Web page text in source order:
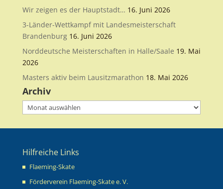
Wir zeigen es der Hauptstadt… 16. Juni 2026
3-Länder-Wettkampf mit Landesmeisterschaft
Brandenburg 16. Juni 2026
Norddeutsche Meisterschaften in Halle/Saale 19. Mai
2026
Masters aktiv beim Lausitzmarathon 18. Mai 2026
Archiv
Archiv
Hilfreiche Links
Flaeming-Skate
Förderverein Flaeming-Skate e. V.